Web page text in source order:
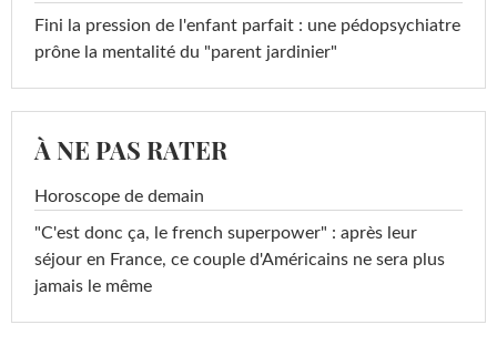
Fini la pression de l'enfant parfait : une pédopsychiatre
prône la mentalité du "parent jardinier"
À NE PAS RATER
Horoscope de demain
"C'est donc ça, le french superpower" : après leur
séjour en France, ce couple d'Américains ne sera plus
jamais le même